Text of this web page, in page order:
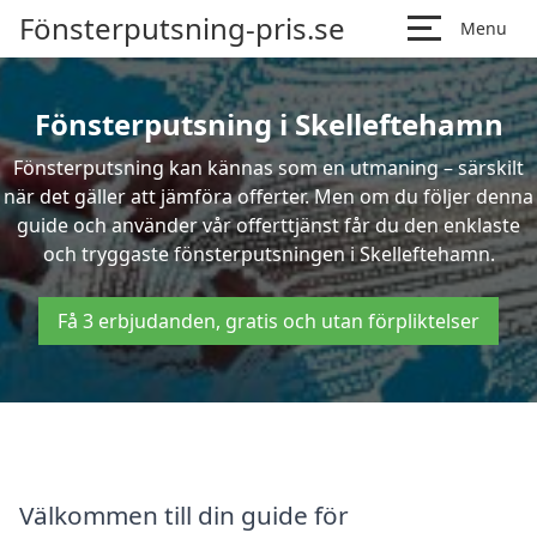
Fönsterputsning-pris.se Menu
Fönsterputsning i Skelleftehamn
Fönsterputsning kan kännas som en utmaning – särskilt
när det gäller att jämföra offerter. Men om du följer denna
guide och använder vår offerttjänst får du den enklaste
och tryggaste fönsterputsningen i Skelleftehamn.
Få 3 erbjudanden, gratis och utan förpliktelser
Välkommen till din guide för